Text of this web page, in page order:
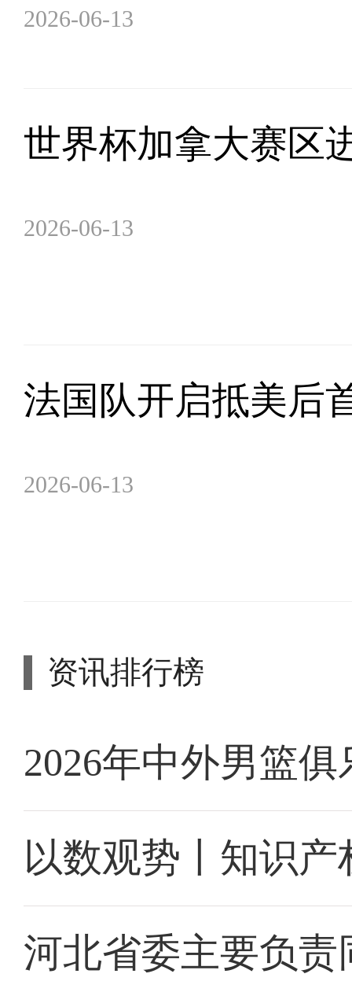
2026-06-13
世界杯加拿大赛区
2026-06-13
法国队开启抵美后
2026-06-13
资讯排行榜
2026年中外男篮
以数观势丨知识
河北省委主要负